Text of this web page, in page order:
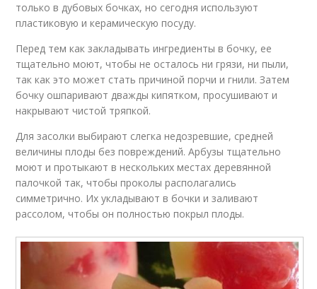
только в дубовых бочках, но сегодня используют
пластиковую и керамическую посуду.
Перед тем как закладывать ингредиенты в бочку, ее
тщательно моют, чтобы не осталось ни грязи, ни пыли,
так как это может стать причиной порчи и гнили. Затем
бочку ошпаривают дважды кипятком, просушивают и
накрывают чистой тряпкой.
Для засолки выбирают слегка недозревшие, средней
величины плоды без повреждений. Арбузы тщательно
моют и протыкают в нескольких местах деревянной
палочкой так, чтобы проколы располагались
симметрично. Их укладывают в бочки и заливают
рассолом, чтобы он полностью покрыл плоды.